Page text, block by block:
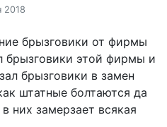
2018
брызговики от фирмы
брызговики этой фирмы и
брызговики в замен
штатные болтаются да
них замерзает всякая